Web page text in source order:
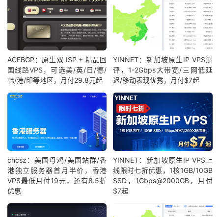
ACEBGP：原生双 ISP + 精品回
国线路VPS，可选美/英/日/德/
韩/港/印等地区，月付29.8元起
YINNET：新加坡原生IP VPS测
评，1-2Gbps大带宽/三网低延
迟/移动表现优秀，月付$7起
cncsz：美国母鸡/美国站群/香
港独立服务器首月半价，香港
VPS最低月付19元，还有8.5折
优惠
YINNET：新加坡原生IP VPS上
线限时七折优惠，1核1GB/10GB
SSD，1Gbps@2000GB，月付
$7起